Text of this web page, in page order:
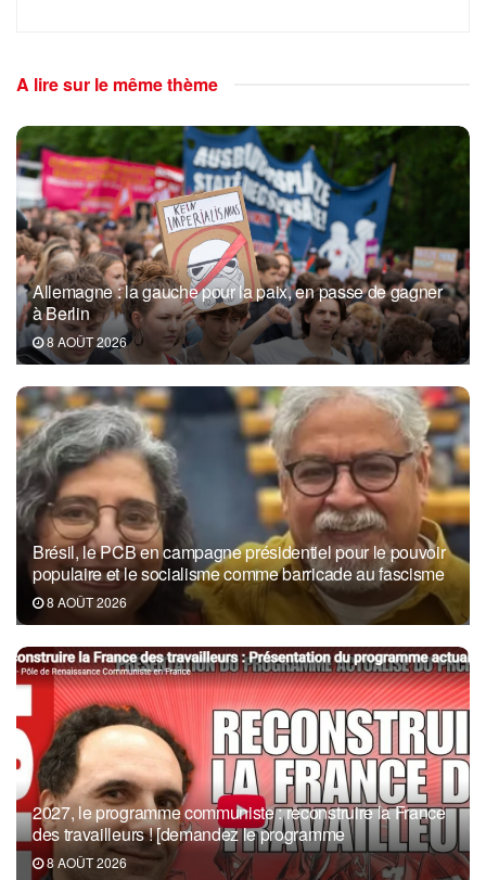
A lire sur le même thème
Allemagne : la gauche pour la paix, en passe de gagner
à Berlin
8 AOÛT 2026
Brésil, le PCB en campagne présidentiel pour le pouvoir
populaire et le socialisme comme barricade au fascisme
8 AOÛT 2026
2027, le programme communiste : reconstruire la France
des travailleurs ! [demandez le programme
8 AOÛT 2026